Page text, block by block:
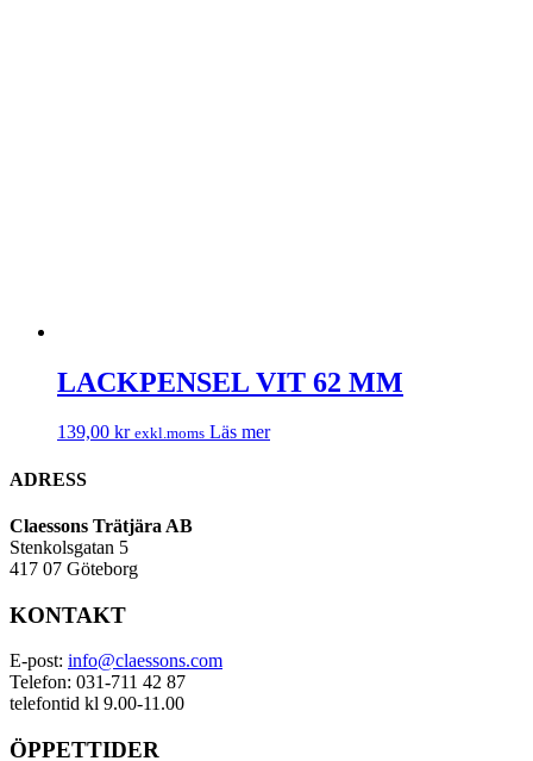
LACKPENSEL VIT 62 MM
139,00 kr exkl.moms Läs mer
ADRESS
Claessons Trätjära AB
Stenkolsgatan 5
417 07 Göteborg
KONTAKT
E-post: info@claessons.com
Telefon: 031-711 42 87
telefontid kl 9.00-11.00
ÖPPETTIDER